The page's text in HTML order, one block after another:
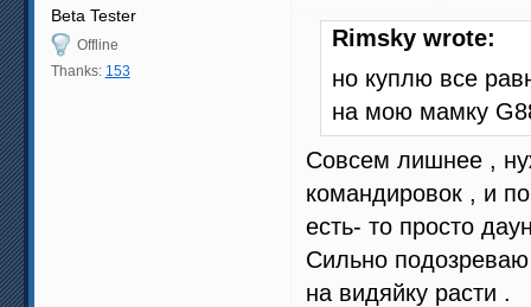
Beta Tester
Offline
Thanks: 153
Rimsky wrote:
но куплю все
на мою мамку
Совсем лишнее ,
командировок , и
есть- то просто
Сильно
на видяйку расти .